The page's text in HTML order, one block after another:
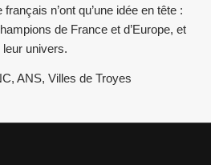
n’ont qu’une idée en tête :
de France et d’Europe, et
univers.
ANS, Villes de Troyes